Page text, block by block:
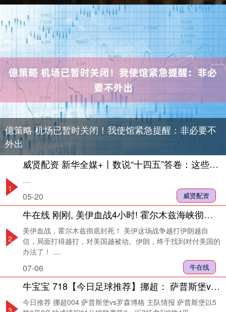
億策略 机场已暂时关闭！我使馆紧急提醒：非必要不
外出
1
威贤配资 新华全媒+丨数说“十四五”答卷：这些成就亮眼提气
威贤配资
....
05-20
2
牛在线 刚刚, 美伊血战4小时! 霍尔木兹海峡彻底封死!
牛在线
美伊血战，霍尔木兹彻底封死！ 美伊这场战争越打伊朗越自
信，局面打得越打，对美国越被动。伊朗，终于找到对付美国的
办法了！ ....
07-06
3
牛宝宝 718【今日足球推荐】挪超： 萨普斯堡vs罗森博格_防守_主场_状态
今日推荐 挪超004 萨普斯堡vs罗森博格 主队情报 萨普斯堡以5